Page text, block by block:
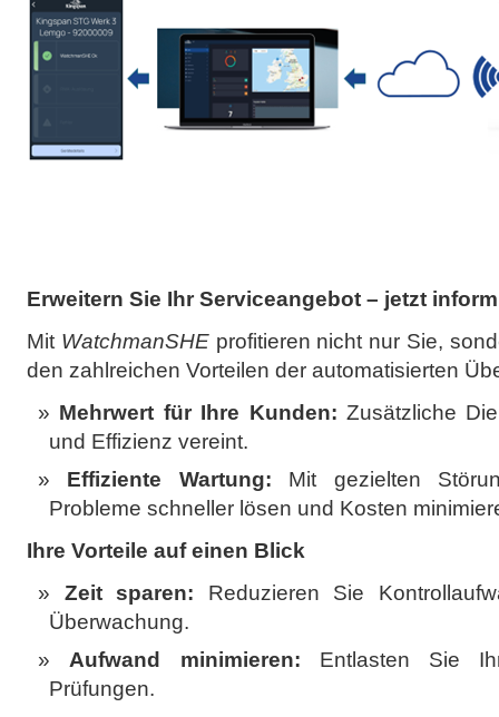
Erweitern Sie Ihr Serviceangebot – jetzt
Mit WatchmanSHEprofitieren nicht nur Sie,
den zahlreichen Vorteilen der automatisierten
Mehrwert für Ihre Kunden: Zusätzliche
und Effizienz vereint.
Effiziente Wartung: Mit gezielten
Probleme schneller lösen und Kosten
Ihre Vorteile auf einen Blick
Zeit sparen: Reduzieren Sie
Überwachung.
Aufwand minimieren: Entlasten Sie
Prüfungen.